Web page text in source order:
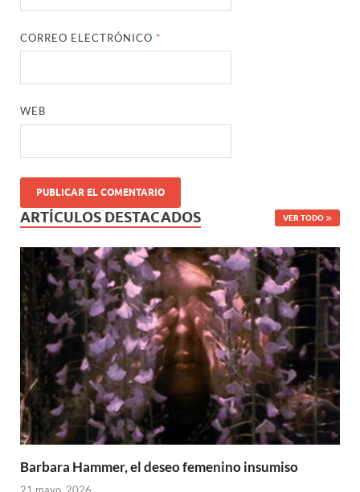
CORREO ELECTRÓNICO *
WEB
ARTÍCULOS DESTACADOS VER TODO
Barbara Hammer, el deseo femenino insumiso